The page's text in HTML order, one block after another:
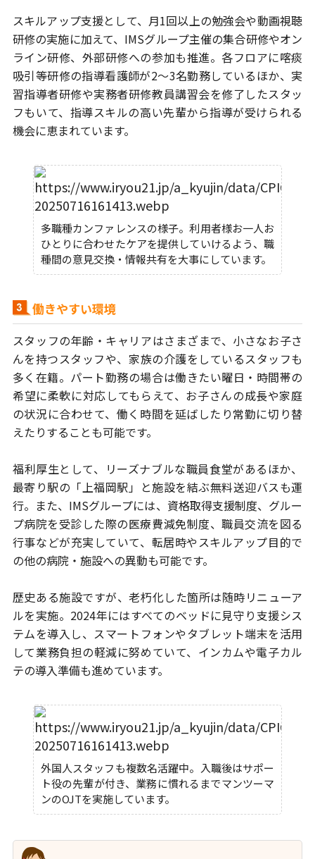
スキルアップ支援として、月1回以上の勉強会や動画視聴
研修の実施に加えて、 IMSグループ主催の集合研修やオン
ライン研修、外部研修への参加も推進。各フロアに喀痰
吸引等研修の指導看護師が2～3名勤務しているほか、 実
習指導者研修や実務者研修教員講習会を修了したスタッ
フもいて、 指導スキルの高い先輩から指導が受けられる
機会に恵まれています。
多職種カンファレンスの様子。利用者様お一人お
ひとりに合わせたケアを提供していけるよう、職
種間の意見交換・情報共有を大事にしています。
働きやすい環境
スタッフの年齢・キャリアはさまざまで、小さなお子さ
んを持つスタッフや、 家族の介護をしているスタッフも
多く在籍。パート勤務の場合は働きたい曜日・ 時間帯の
希望に柔軟に対応してもらえて、お子さんの成長や家庭
の状況に合わせて、働く時間を延ばしたり常勤に切り替
えたりすることも可能です。
福利厚生として、リーズナブルな職員食堂があるほか、
最寄り駅の「上福岡駅」 と施設を結ぶ無料送迎バスも運
行。また、IMSグループには、資格取得支援制度、 グルー
プ病院を受診した際の医療費減免制度、職員交流を図る
行事などが充実 していて、転居時やスキルアップ目的で
の他の病院・施設への異動も可能です。
歴史ある施設ですが、老朽化した箇所は随時リニューア
ルを実施。 2024年にはすべてのベッドに見守り支援シス
テムを導入し、 スマートフォンやタブレット端末を活用
して業務負担の軽減に努めていて、 インカムや電子カル
テの導入準備も進めています。
外国人スタッフも複数名活躍中。入職後はサポー
ト役の先輩が付き、業務に慣れるまでマンツーマ
ンのOJTを実施しています。